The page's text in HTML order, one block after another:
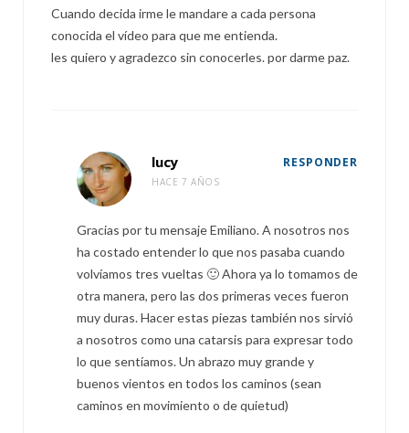
Cuando decida irme le mandare a cada persona
conocida el vídeo para que me entienda.
les quiero y agradezco sin conocerles. por darme paz.
lucy
HACE 7 AÑOS
RESPONDER
Gracias por tu mensaje Emiliano. A nosotros nos
ha costado entender lo que nos pasaba cuando
volvíamos tres vueltas 🙂 Ahora ya lo tomamos de
otra manera, pero las dos primeras veces fueron
muy duras. Hacer estas piezas también nos sirvió
a nosotros como una catarsis para expresar todo
lo que sentíamos. Un abrazo muy grande y
buenos vientos en todos los caminos (sean
caminos en movimiento o de quietud)